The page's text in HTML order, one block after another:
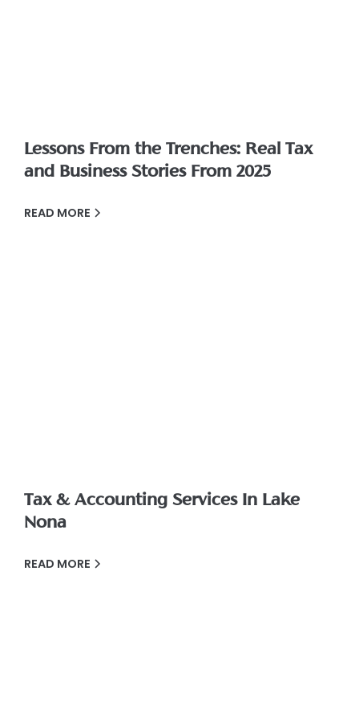
Lessons From the Trenches: Real Tax
and Business Stories From 2025
READ MORE
Tax & Accounting Services In Lake
Nona
READ MORE